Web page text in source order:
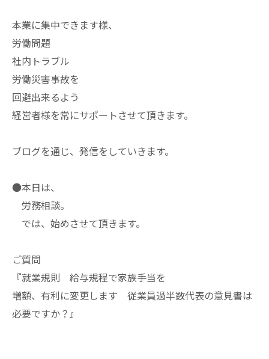
本業に集中できます様、
労働問題
社内トラブル
労働災害事故を
回避出来るよう
経営者様を常にサポートさせて頂きます。
ブログを通じ、発信をしていきます。
●本日は、
労務相談。
では、始めさせて頂きます。
ご質問
『就業規則 給与規程で家族手当を
増額、有利に変更します 従業員過半数代表の意見書は
必要ですか？』